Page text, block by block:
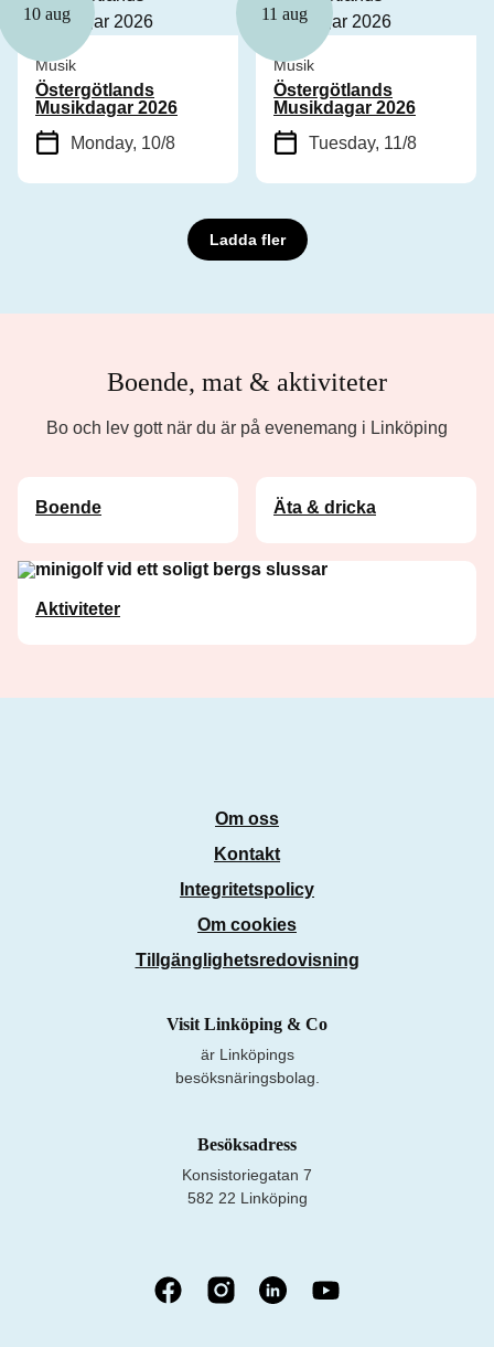
10 aug
Musik
Östergötlands
Musikdagar 2026
Monday, 10/8
11 aug
Musik
Östergötlands
Musikdagar 2026
Tuesday, 11/8
Ladda fler
Boende, mat & aktiviteter
Bo och lev gott när du är på evenemang i Linköping
Boende Äta & dricka
Aktiviteter
Om oss
Kontakt
Integritetspolicy
Om cookies
Tillgänglighetsredovisning
Visit Linköping & Co
är Linköpings
besöksnäringsbolag.
Besöksadress
Konsistoriegatan 7
582 22 Linköping